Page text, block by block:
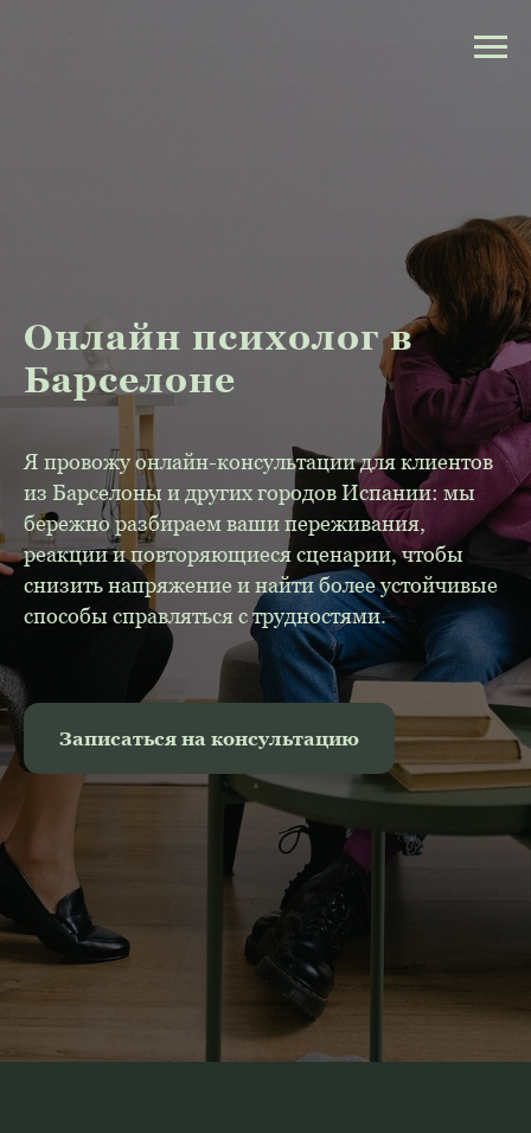
Онлайн психолог в
Барселоне
Я провожу онлайн-консультации для клиентов
из Барселоны и других городов Испании: мы
бережно разбираем ваши переживания,
реакции и повторяющиеся сценарии, чтобы
снизить напряжение и найти более устойчивые
способы справляться с трудностями.
Записаться на консультацию